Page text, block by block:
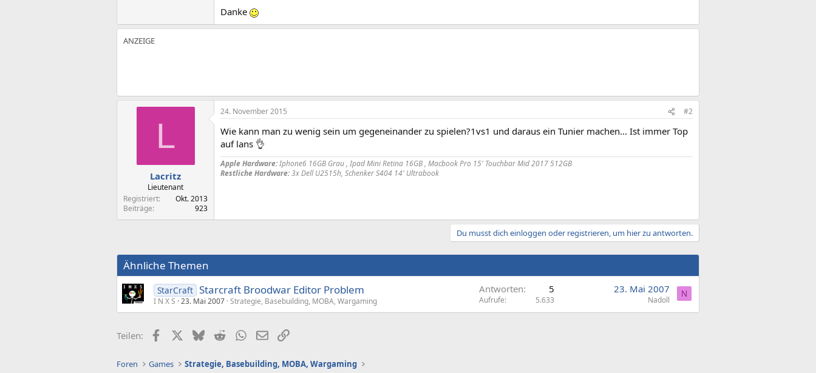
Danke
L
Lacritz
Lieutenant
Registriert
Okt. 2013
Beiträge
923
24. November 2015 #2
Wie kann man zu wenig sein um gegeneinander zu spielen?1vs1 und daraus ein Tunier machen... Ist immer Top
auf lans 👌
Apple Hardware:Iphone6 16GB Grau , Ipad Mini Retina 16GB , Macbook Pro 15' Touchbar Mid 2017 512GB
Restliche Hardware:3x Dell U2515h, Schenker S404 14' Ultrabook
Du musst dich einloggen oder registrieren, um hier zu antworten.
Ähnliche Themen
StarCraft Starcraft Broodwar Editor Problem
I N X S 23. Mai 2007 Strategie, Basebuilding, MOBA, Wargaming
Antworten 5
Aufrufe 5.633
23. Mai 2007
Nadoll
N
Teilen: FacebookX (Twitter)
BlueskyRedditWhatsApp
E-MailLink
Foren Games Strategie, Basebuilding, MOBA, Wargaming